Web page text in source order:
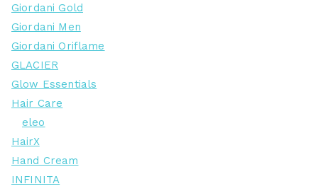
Giordani Gold
Giordani Men
Giordani Oriflame
GLACIER
Glow Essentials
Hair Care
eleo
HairX
Hand Cream
INFINITA